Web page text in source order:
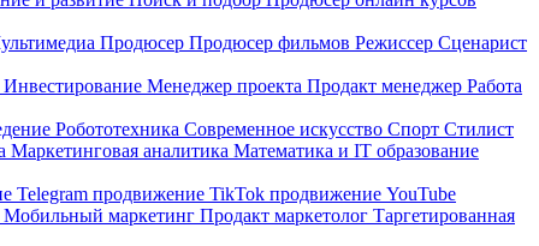
Продюсер Продюсер фильмов Режиссер Сценарист
Инвестирование Менеджер проекта Продакт менеджер Работа
Робототехника Современное искусcтво Спорт Стилист
Маркетинговая аналитика Математика и IT образование
Telegram продвижение TikTok продвижение YouTube
Мобильный маркетинг Продакт маркетолог Таргетированная